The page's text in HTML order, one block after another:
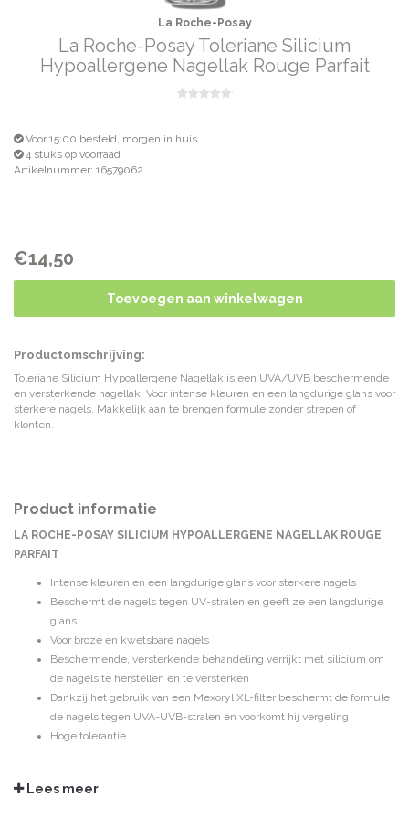
La Roche-Posay
La Roche-Posay Toleriane Silicium
Hypoallergene Nagellak Rouge Parfait
Voor 15:00 besteld, morgen in huis
4 stuks op voorraad
Artikelnummer: 16579062
€14,50
Toevoegen aan winkelwagen
Productomschrijving:
Toleriane Silicium Hypoallergene Nagellak is een UVA/UVB beschermende
en versterkende nagellak. Voor intense kleuren en een langdurige glans voor
sterkere nagels. Makkelijk aan te brengen formule zonder strepen of
klonten.
Product informatie
LA ROCHE-POSAY SILICIUM HYPOALLERGENE NAGELLAK ROUGE
PARFAIT
Intense kleuren en een langdurige glans voor sterkere nagels
Beschermt de nagels tegen UV-stralen en geeft ze een langdurige
glans
Voor broze en kwetsbare nagels
Beschermende, versterkende behandeling verrijkt met silicium om
de nagels te herstellen en te versterken
Dankzij het gebruik van een Mexoryl XL-filter beschermt de formule
de nagels tegen UVA-UVB-stralen en voorkomt hij vergeling
Hoge tolerantie
Makkelijk aan te brengen formule zonder strepen of klonten die goed op de
Lees meer